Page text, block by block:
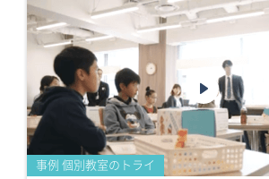
事例 個別教室のトライ